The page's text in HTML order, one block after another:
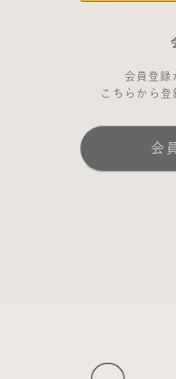
会員登録
こちらから登
会